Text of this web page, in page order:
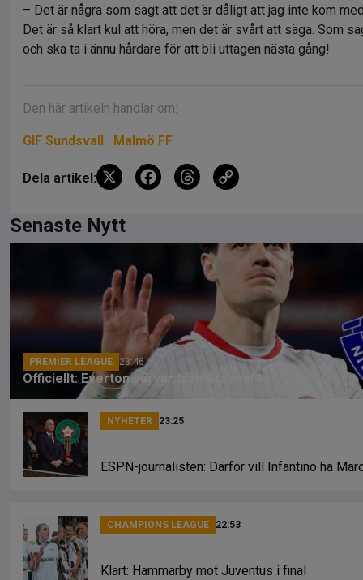
– Det är några som sagt att det är dåligt att jag inte kom
Det är så klart kul att höra, men det är svårt att säga. Som
och ska ta i ännu hårdare för att bli uttagen nästa gång!
Den här artikeln handlar om:
GIF Sundsvall Malmö FF
Dela artikel: X
F
o
k
T
a
d
s
Li
n
k
Senaste Nytt
PREMIER LEAGUE 23:46
Officiellt: Everton värvar från Arsenal
NYHETER 23:25
ESPN-journalisten: Därför vill Infantino ha
CHAMPIONS LEAGUE 22:53
Klart: Hammarby mot Juventus i final